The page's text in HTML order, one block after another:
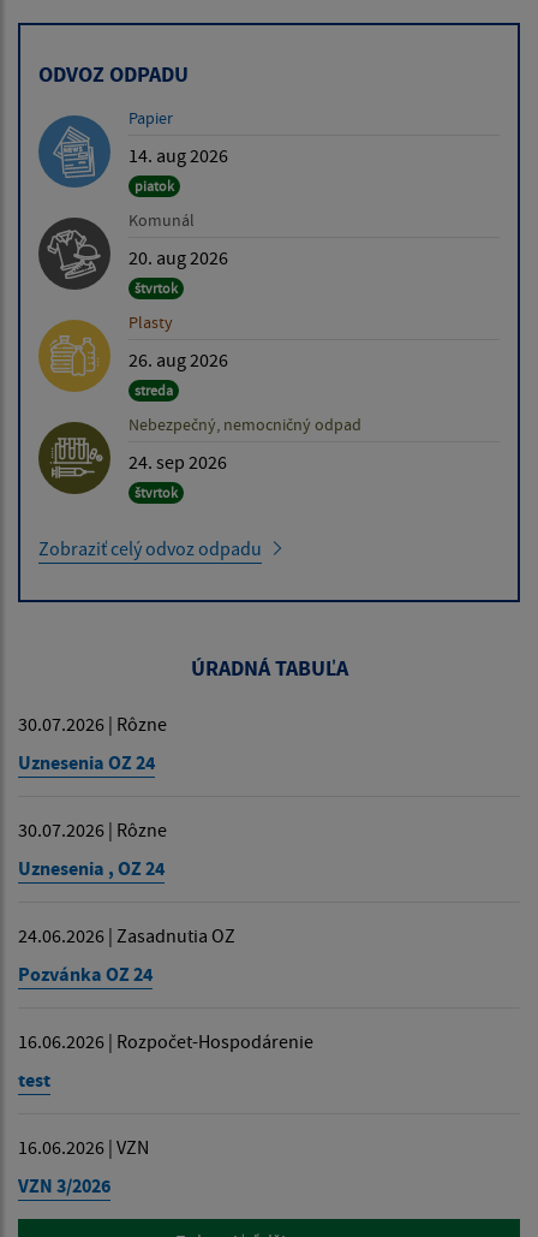
ODVOZ ODPADU
Papier
14. aug 2026
piatok
Komunál
20. aug 2026
štvrtok
Plasty
26. aug 2026
streda
Nebezpečný, nemocničný odpad
24. sep 2026
štvrtok
Zobraziť celý odvoz odpadu
ÚRADNÁ TABUĽA
30.07.2026 | Rôzne
Uznesenia OZ 24
30.07.2026 | Rôzne
Uznesenia , OZ 24
24.06.2026 | Zasadnutia OZ
Pozvánka OZ 24
16.06.2026 | Rozpočet-Hospodárenie
test
16.06.2026 | VZN
VZN 3/2026